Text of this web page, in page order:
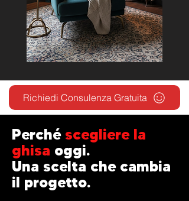
Richiedi Consulenza Gratuita
Perché scegliere la
ghisa oggi.
Una scelta che cambia
il progetto.